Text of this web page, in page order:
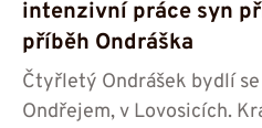
intenzivní práce syn
příběh Ondráška
Čtyřletý Ondrášek bydlí
Ondřejem, v Lovosicích.